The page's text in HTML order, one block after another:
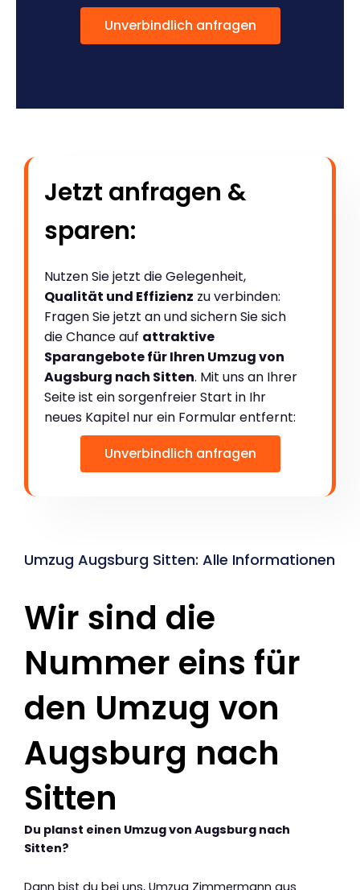
Unverbindlich anfragen
Jetzt anfragen &
sparen:
Nutzen Sie jetzt die Gelegenheit,
Qualität und Effizienz zu verbinden:
Fragen Sie jetzt an und sichern Sie sich
die Chance auf attraktive
Sparangebote für Ihren Umzug von
Augsburg nach Sitten. Mit uns an Ihrer
Seite ist ein sorgenfreier Start in Ihr
neues Kapitel nur ein Formular entfernt:
Unverbindlich anfragen
Umzug Augsburg Sitten: Alle Informationen
Wir sind die
Nummer eins für
den Umzug von
Augsburg nach
Sitten
Du planst einen Umzug von Augsburg nach
Sitten?